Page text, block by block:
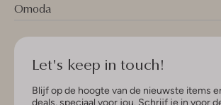
Omoda
Let's keep in touch!
Blijf op de hoogte van de nieuwste items
deals, speciaal voor jou. Schrijf je in voor